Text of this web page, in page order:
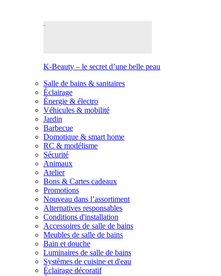
K-Beauty – le secret d’une belle peau
Salle de bains & sanitaires
Éclairage
Énergie & électro
Véhicules & mobilité
Jardin
Barbecue
Domotique & smart home
RC & modélisme
Sécurité
Animaux
Atelier
Bons & Cartes cadeaux
Promotions
Nouveau dans l’assortiment
Alternatives responsables
Conditions d'installation
Accessoires de salle de bains
Meubles de salle de bains
Bain et douche
Luminaires de salle de bains
Systèmes de cuisine et d'eau
Éclairage décoratif